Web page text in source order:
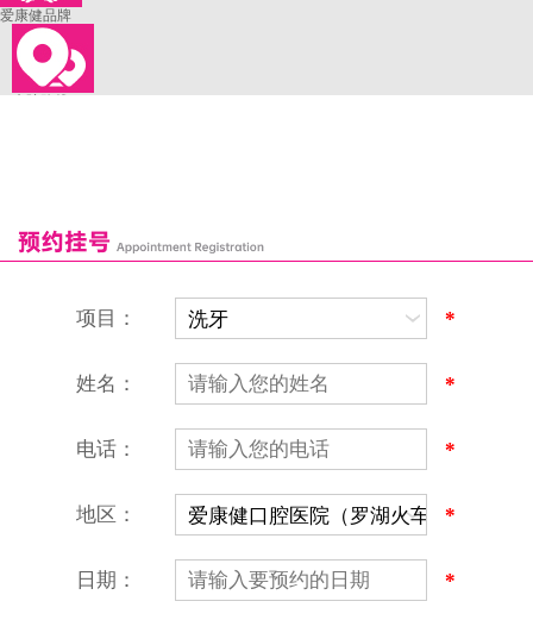
爱康健品牌
恒乐口腔诊所
富港口腔诊所
营业时间：9:00-18:00
（节假日照常上班）
项目： *
姓名： *
电话： *
地区： *
日期： *